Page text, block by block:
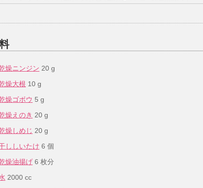
燥ニンジン 20 g
燥大根 10 g
燥ゴボウ 5 g
燥えのき 20 g
燥しめじ 20 g
ししいたけ 6 個
燥油揚げ 6 枚分
2000 cc